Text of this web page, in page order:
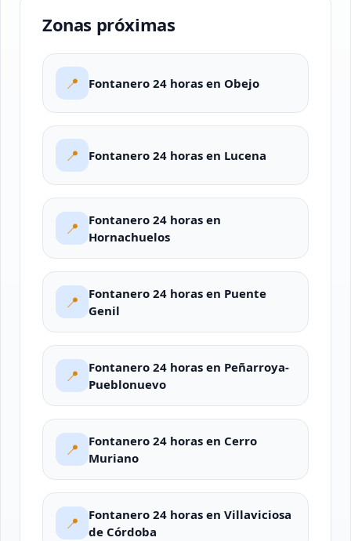
Zonas próximas
📍 Fontanero 24 horas en Obejo
📍 Fontanero 24 horas en Lucena
📍
Fontanero 24 horas en
Hornachuelos
📍
Fontanero 24 horas en Puente
Genil
📍
Fontanero 24 horas en Peñarroya-
Pueblonuevo
📍
Fontanero 24 horas en Cerro
Muriano
📍
Fontanero 24 horas en Villaviciosa
de Córdoba